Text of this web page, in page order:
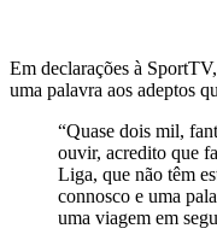
Em declarações à
uma palavra aos adeptos
“Quase dois mil,
ouvir, acredito que
Liga, que não têm
connosco e uma
uma viagem em